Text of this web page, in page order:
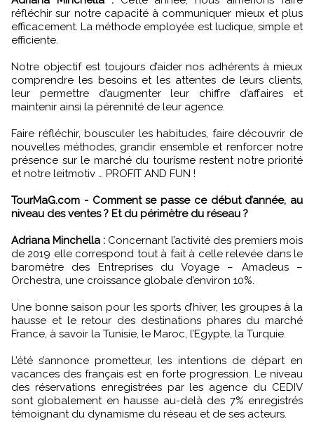
réfléchir sur notre capacité à communiquer mieux et plus
efficacement. La méthode employée est ludique, simple et
efficiente.
Notre objectif est toujours d’aider nos adhérents à mieux
comprendre les besoins et les attentes de leurs clients,
leur permettre d’augmenter leur chiffre d’affaires et
maintenir ainsi la pérennité de leur agence.
Faire réfléchir, bousculer les habitudes, faire découvrir de
nouvelles méthodes, grandir ensemble et renforcer notre
présence sur le marché du tourisme restent notre priorité
et notre leitmotiv … PROFIT AND FUN !
TourMaG.com - Comment se passe ce début d’année, au
niveau des ventes ? Et du périmètre du réseau ?
Adriana Minchella : Concernant l’activité des premiers mois
de 2019 elle correspond tout à fait à celle relevée dans le
baromètre des Entreprises du Voyage – Amadeus –
Orchestra, une croissance globale d’environ 10%.
Une bonne saison pour les sports d’hiver, les groupes à la
hausse et le retour des destinations phares du marché
France, à savoir la Tunisie, le Maroc, l’Egypte, la Turquie.
L’été s’annonce prometteur, les intentions de départ en
vacances des français est en forte progression. Le niveau
des réservations enregistrées par les agence du CEDIV
sont globalement en hausse au-delà des 7% enregistrés
témoignant du dynamisme du réseau et de ses acteurs.